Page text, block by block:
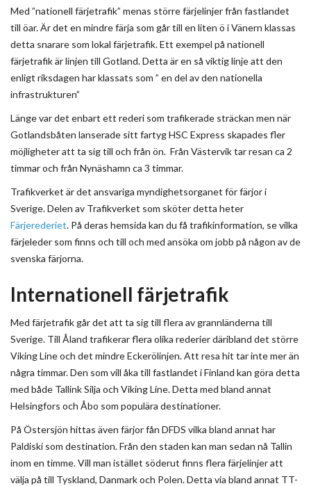
Med ”nationell färjetrafik” menas större färjelinjer från fastlandet
till öar. Är det en mindre färja som går till en liten ö i Vänern klassas
detta snarare som lokal färjetrafik. Ett exempel på nationell
färjetrafik är linjen till Gotland. Detta är en så viktig linje att den
enligt riksdagen har klassats som ” en del av den nationella
infrastrukturen”
Länge var det enbart ett rederi som trafikerade sträckan men när
Gotlandsbåten lanserade sitt fartyg HSC Express skapades fler
möjligheter att ta sig till och från ön. Från Västervik tar resan ca 2
timmar och från Nynäshamn ca 3 timmar.
Trafikverket är det ansvariga myndighetsorganet för färjor i
Sverige. Delen av Trafikverket som sköter detta heter
Färjerederiet. På deras hemsida kan du få trafikinformation, se vilka
färjeleder som finns och till och med ansöka om jobb på någon av de
svenska färjorna.
Internationell färjetrafik
Med färjetrafik går det att ta sig till flera av grannländerna till
Sverige. Till Åland trafikerar flera olika rederier däribland det större
Viking Line och det mindre Eckerölinjen. Att resa hit tar inte mer än
några timmar. Den som vill åka till fastlandet i Finland kan göra detta
med både Tallink Silja och Viking Line. Detta med bland annat
Helsingfors och Åbo som populära destinationer.
På Östersjön hittas även färjor fån DFDS vilka bland annat har
Paldiski som destination. Från den staden kan man sedan nå Tallin
inom en timme. Vill man istället söderut finns flera färjelinjer att
välja på till Tyskland, Danmark och Polen. Detta via bland annat TT-